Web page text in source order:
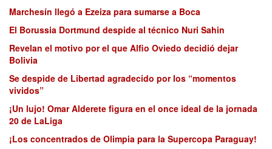
Marchesín llegó a Ezeiza para sumarse a Boca
El Borussia Dortmund despide al técnico Nuri Sahin
Revelan el motivo por el que Alfio Oviedo decidió dejar
Bolivia
Se despide de Libertad agradecido por los “momentos
vividos”
¡Un lujo! Omar Alderete figura en el once ideal de la jornada
20 de LaLiga
¡Los concentrados de Olimpia para la Supercopa Paraguay!